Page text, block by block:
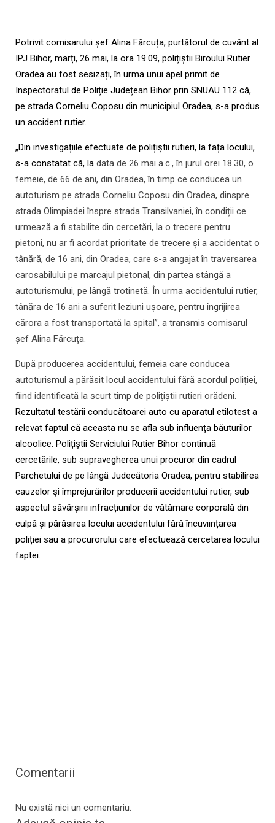
Potrivit comisarului șef Alina Fărcuța, purtătorul de cuvânt al
IPJ Bihor, marți, 26 mai, la ora 19.09, polițiștii Biroului Rutier
Oradea au fost sesizați, în urma unui apel primit de
Inspectoratul de Poliție Județean Bihor prin SNUAU 112 că,
pe strada Corneliu Coposu din municipiul Oradea, s-a produs
un accident rutier.
„Din investigațiile efectuate de polițiștii rutieri, la fața locului,
s-a constatat că, la data de 26 mai a.c., în jurul orei 18.30, o
femeie, de 66 de ani, din Oradea, în timp ce conducea un
autoturism pe strada Corneliu Coposu din Oradea, dinspre
strada Olimpiadei înspre strada Transilvaniei, în condiții ce
urmează a fi stabilite din cercetări, la o trecere pentru
pietoni, nu ar fi acordat prioritate de trecere și a accidentat o
tânără, de 16 ani, din Oradea, care s-a angajat în traversarea
carosabilului pe marcajul pietonal, din partea stângă a
autoturismului, pe lângă trotinetă. În urma accidentului rutier,
tânăra de 16 ani a suferit leziuni ușoare, pentru îngrijirea
cărora a fost transportată la spital”, a transmis comisarul
șef Alina Fărcuța.
După producerea accidentului, femeia care conducea
autoturismul a părăsit locul accidentului fără acordul poliției,
fiind identificată la scurt timp de polițiștii rutieri orădeni.
Rezultatul testării conducătoarei auto cu aparatul etilotest a
relevat faptul că aceasta nu se afla sub influența băuturilor
alcoolice. Polițiștii Serviciului Rutier Bihor continuă
cercetările, sub supravegherea unui procuror din cadrul
Parchetului de pe lângă Judecătoria Oradea, pentru stabilirea
cauzelor și împrejurărilor producerii accidentului rutier, sub
aspectul săvârșirii infracțiunilor de vătămare corporală din
culpă și părăsirea locului accidentului fără încuviințarea
poliției sau a procurorului care efectuează cercetarea locului
faptei.
Comentarii
Nu există nici un comentariu.